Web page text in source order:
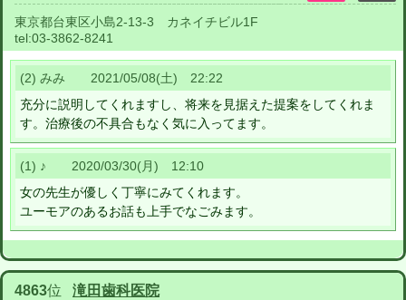
東京都台東区小島2-13-3 カネイチビル1F
tel:03-3862-8241
(2) みみ 2021/05/08(土) 22:22
充分に説明してくれますし、将来を見据えた提案をしてくれま
す。治療後の不具合もなく気に入ってます。
(1) ♪ 2020/03/30(月) 12:10
女の先生が優しく丁寧にみてくれます。
ユーモアのあるお話も上手でなごみます。
4863位 滝田歯科医院